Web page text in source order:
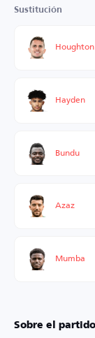
Sustitución
Houghton
Hayden
Bundu
Azaz
Mumba
Sobre el partido